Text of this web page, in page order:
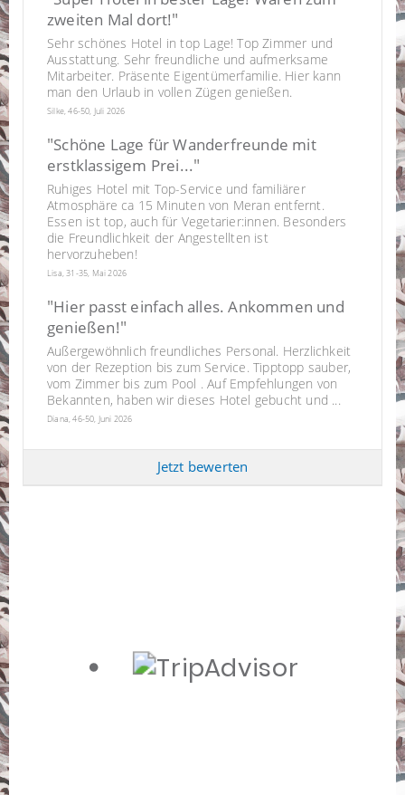
zweiten Mal dort!"
Sehr schönes Hotel in top Lage! Top Zimmer und
Ausstattung. Sehr freundliche und aufmerksame
Mitarbeiter. Präsente Eigentümerfamilie. Hier kann
man den Urlaub in vollen Zügen genießen.
Silke, 46-50, Juli 2026
"Schöne Lage für Wanderfreunde mit
erstklassigem Prei..."
Ruhiges Hotel mit Top-Service und familiärer
Atmosphäre ca 15 Minuten von Meran entfernt.
Essen ist top, auch für Vegetarier:innen. Besonders
die Freundlichkeit der Angestellten ist
hervorzuheben!
Lisa, 31-35, Mai 2026
"Hier passt einfach alles. Ankommen und
genießen!"
Außergewöhnlich freundliches Personal. Herzlichkeit
von der Rezeption bis zum Service. Tipptopp sauber,
vom Zimmer bis zum Pool . Auf Empfehlungen von
Bekannten, haben wir dieses Hotel gebucht und ...
Diana, 46-50, Juni 2026
Jetzt bewerten